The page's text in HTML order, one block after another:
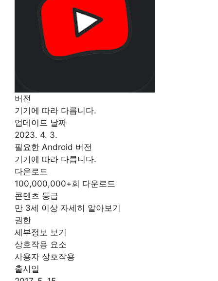
버전
기기에 따라 다릅니다.
업데이트 날짜
2023. 4. 3.
필요한 Android 버전
기기에 따라 다릅니다.
다운로드
100,000,000+회 다운로드
콘텐츠 등급
만 3세 이상 자세히 알아보기
권한
세부정보 보기
상호작용 요소
사용자 상호작용
출시일